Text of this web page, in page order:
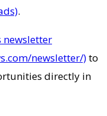
.
newsletter
newsletter/)to
directly in